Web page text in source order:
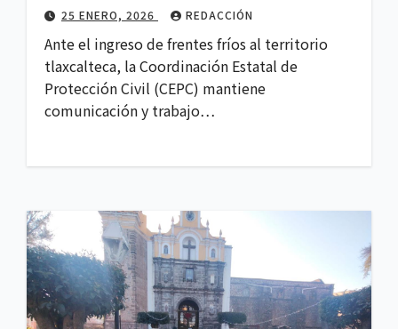
25 ENERO, 2026 REDACCIÓN
Ante el ingreso de frentes fríos al territorio
tlaxcalteca, la Coordinación Estatal de
Protección Civil (CEPC) mantiene
comunicación y trabajo…